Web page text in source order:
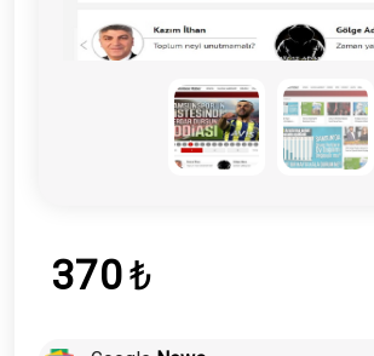
370₺